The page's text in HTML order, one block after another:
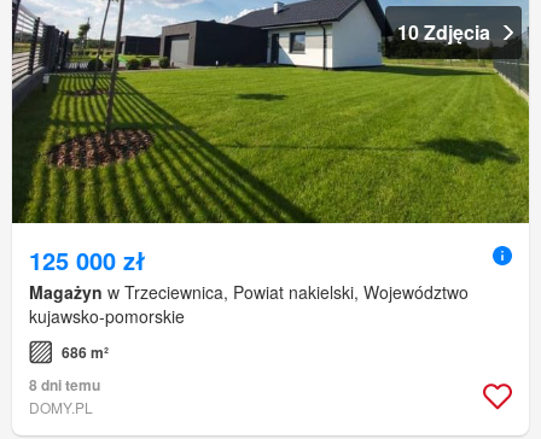
10 Zdjęcia
125 000 zł
Magażyn w Trzeciewnica, Powiat nakielski, Województwo
kujawsko-pomorskie
686 m²
8 dni temu
DOMY.PL